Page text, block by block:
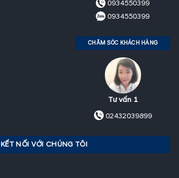
0934550399
0934550399
CHĂM SÓC KHÁCH HÀNG
Tư vấn 1
02432039899
KẾT NỐI VỚI CHÚNG TÔI